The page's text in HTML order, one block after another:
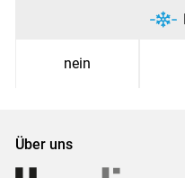
nein
Über uns